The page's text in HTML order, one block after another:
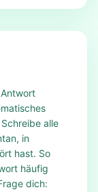
alle
in
hast. So
häufig
dich: